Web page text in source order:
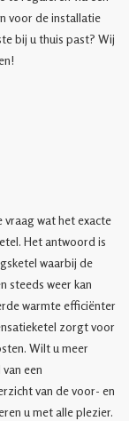
voor de installatie
bij u thuis past? Wij
vraag wat het exacte
Het antwoord is
waarbij de
steeds weer kan
warmte efficiënter
zorgt voor
Wilt u meer
een
van de voor- en
u met alle plezier.